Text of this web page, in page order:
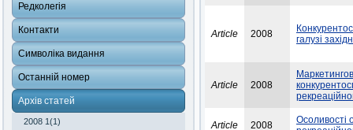
Редколегія
Контакти
Символіка видання
Останній номер
Архів статей
2008 1(1)
Article 2008
галузі
Article 2008
Article 2008
Осоливості